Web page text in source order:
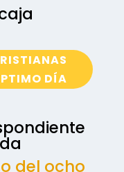
DÍA
del ocho